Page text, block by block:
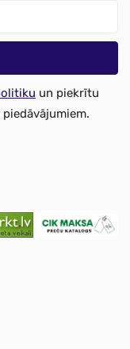
un piekrītu